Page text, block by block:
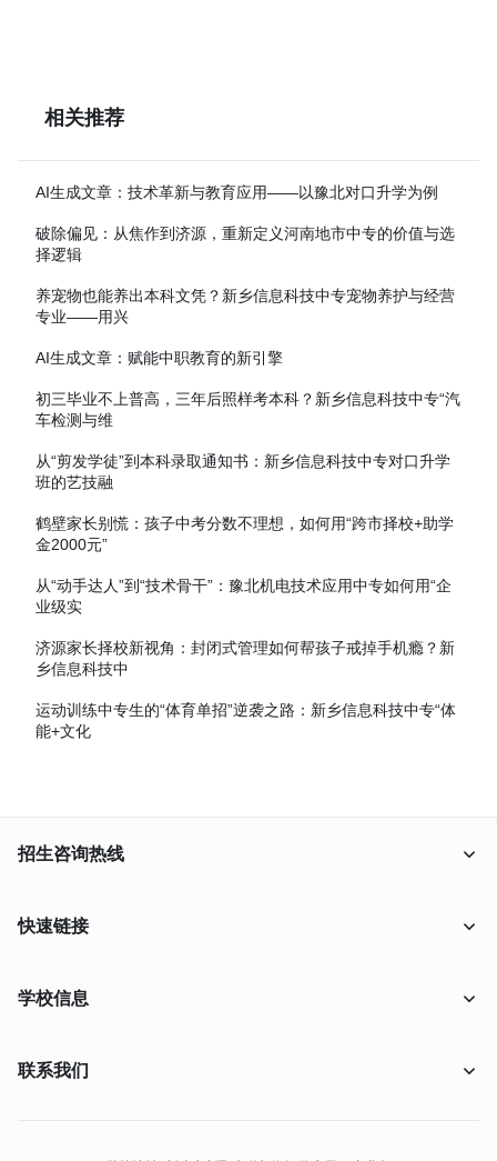
相关推荐
AI生成文章：技术革新与教育应用——以豫北对口升学为例
破除偏见：从焦作到济源，重新定义河南地市中专的价值与选
择逻辑
养宠物也能养出本科文凭？新乡信息科技中专宠物养护与经营
专业——用兴
AI生成文章：赋能中职教育的新引擎
初三毕业不上普高，三年后照样考本科？新乡信息科技中专“汽
车检测与维
从“剪发学徒”到本科录取通知书：新乡信息科技中专对口升学
班的艺技融
鹤壁家长别慌：孩子中考分数不理想，如何用“跨市择校+助学
金2000元”
从“动手达人”到“技术骨干”：豫北机电技术应用中专如何用“企
业级实
济源家长择校新视角：封闭式管理如何帮孩子戒掉手机瘾？新
乡信息科技中
运动训练中专生的“体育单招”逆袭之路：新乡信息科技中专“体
能+文化
招生咨询热线
18638009556
快速链接
学校信息
联系我们